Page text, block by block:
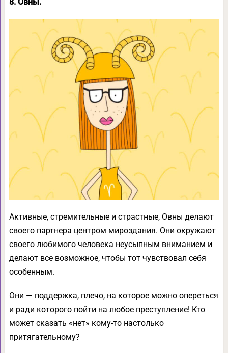
Активные, стремительные и страстные, Овны делают
своего партнера центром мироздания. Они окружают
своего любимого человека неусыпным вниманием и
делают все возможное, чтобы тот чувствовал себя
особенным.
Они — поддержка, плечо, на которое можно опереться
и ради которого пойти на любое преступление! Кто
может сказать «нет» кому-то настолько
притягательному?